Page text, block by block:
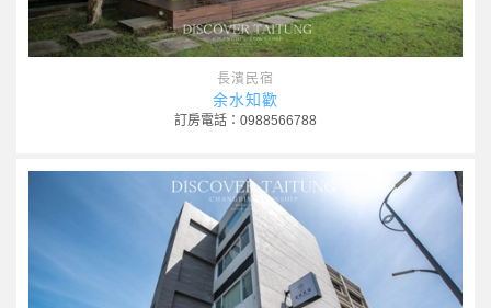
長濱民宿
余水知歡
訂房電話：0988566788